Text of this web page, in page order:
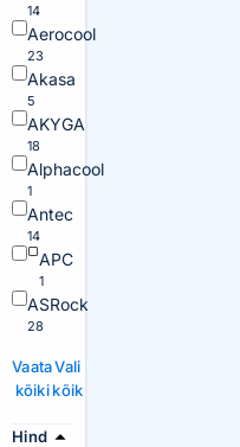
14
Aerocool
23
Akasa
5
AKYGA
18
Alphacool
1
Antec
14
APC
1
ASRock
28
Vaata
kõiki
Vali
kõik
Hind